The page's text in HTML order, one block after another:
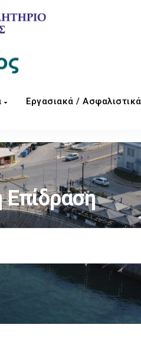
Εργασιακά / Ασφαλιστικά
Επίδραση